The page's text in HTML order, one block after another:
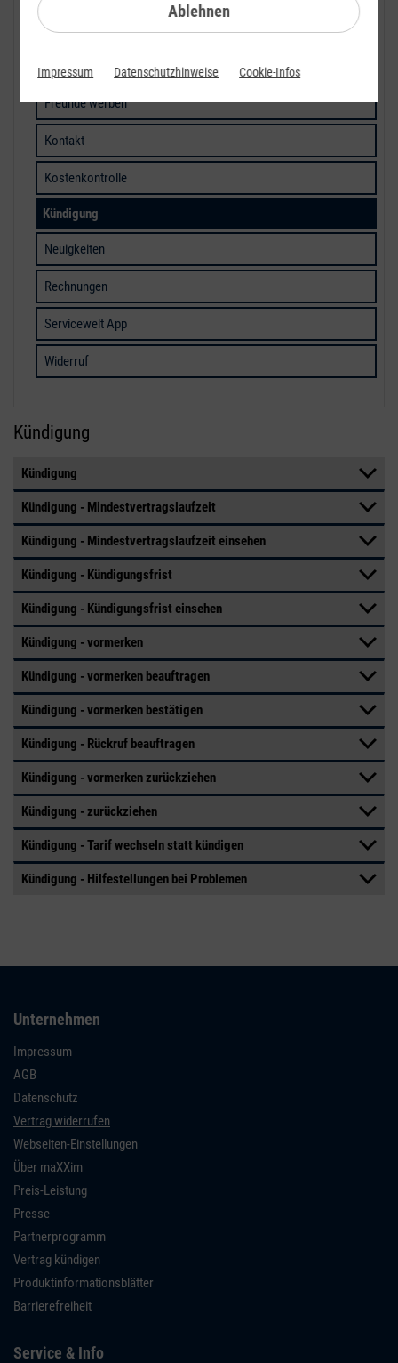
Bestellung
Einzelverbindungsnachweise
Freunde werben
Kontakt
Kostenkontrolle
Kündigung
Neuigkeiten
Rechnungen
Servicewelt App
Widerruf
Kündigung
Kündigung
Kündigung - Mindestvertragslaufzeit
Kündigung - Mindestvertragslaufzeit einsehen
Kündigung - Kündigungsfrist
Kündigung - Kündigungsfrist einsehen
Kündigung - vormerken
Kündigung - vormerken beauftragen
Kündigung - vormerken bestätigen
Kündigung - Rückruf beauftragen
Kündigung - vormerken zurückziehen
Kündigung - zurückziehen
Kündigung - Tarif wechseln statt kündigen
Kündigung - Hilfestellungen bei Problemen
Unternehmen
Impressum
AGB
Datenschutz
Vertrag widerrufen
Webseiten-Einstellungen
Über maXXim
Preis-Leistung
Presse
Partnerprogramm
Vertrag kündigen
Produktinformationsblätter
Barrierefreiheit
Service & Info
Ablehnen
Impressum Datenschutzhinweise Cookie-Infos